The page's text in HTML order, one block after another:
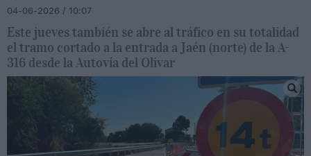
04-06-2026 / 10:07
Este jueves también se abre al tráfico en su totalidad
el tramo cortado a la entrada a Jaén (norte) de la A-
316 desde la Autovía del Olivar